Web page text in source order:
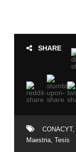
SHARE
CONACYT,
Maestria Tesis